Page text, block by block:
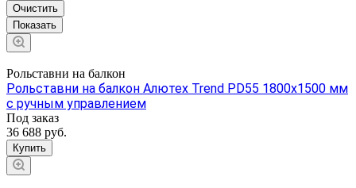
Очистить
Рольставни на балкон
Рольставни на балкон Алютех Trend PD55 1800x1500 мм
с ручным управлением
Под заказ
36 688 руб.
Купить